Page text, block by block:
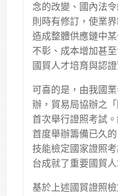
念的改變、國內法
則時有修訂，使業
造成整體供應鏈中
不彰、成本增加甚
國貿人才培育與認
可喜的是，由我國
辦，貿易局協辦之
首次舉行證照考試
首度舉辦籌備已久
技能檢定國家證照
台成就了重要國貿人
基於上述國貿證照